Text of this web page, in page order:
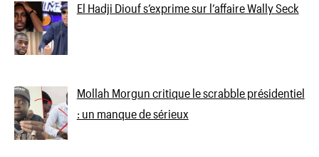
El Hadji Diouf s’exprime sur l’affaire Wally Seck
Mollah Morgun critique le scrabble présidentiel
: un manque de sérieux